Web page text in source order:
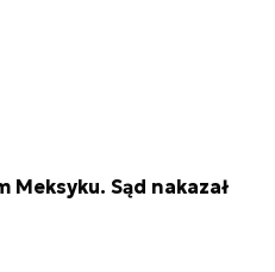
Meksyku. Sąd nakazał